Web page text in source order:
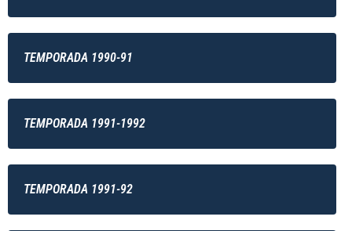
TEMPORADA 1990-91
TEMPORADA 1991-1992
TEMPORADA 1991-92